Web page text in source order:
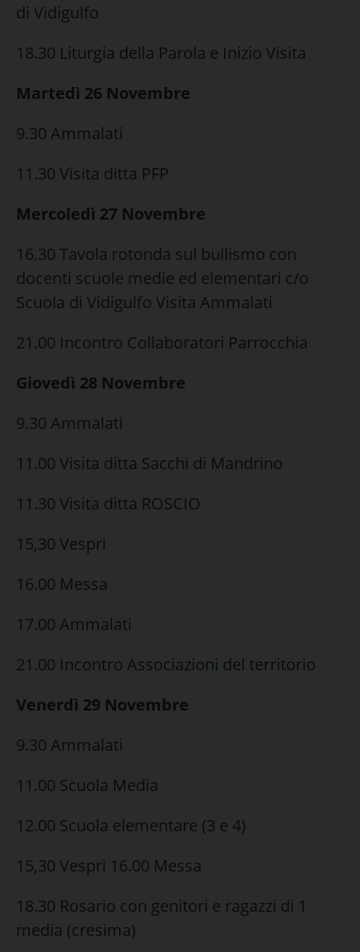
di Vidigulfo
18.30 Liturgia della Parola e Inizio Visita
Martedì 26 Novembre
9.30 Ammalati
11.30 Visita ditta PFP
Mercoledì 27 Novembre
16.30 Tavola rotonda sul bullismo con
docenti scuole medie ed elementari c/o
Scuola di Vidigulfo Visita Ammalati
21.00 Incontro Collaboratori Parrocchia
Giovedì 28 Novembre
9.30 Ammalati
11.00 Visita ditta Sacchi di Mandrino
11.30 Visita ditta ROSCIO
15,30 Vespri
16.00 Messa
17.00 Ammalati
21.00 Incontro Associazioni del territorio
Venerdì 29 Novembre
9.30 Ammalati
11.00 Scuola Media
12.00 Scuola elementare (3 e 4)
15,30 Vespri 16.00 Messa
18.30 Rosario con genitori e ragazzi di 1
media (cresima)